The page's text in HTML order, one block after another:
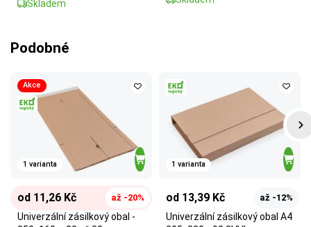
Skladem
Podobné
Akce
1 varianta
od 11,26 Kč až -20%
Univerzální zásilkový obal -
1 varianta
od 13,39 Kč až -12%
Univerzální zásilkový obal A4